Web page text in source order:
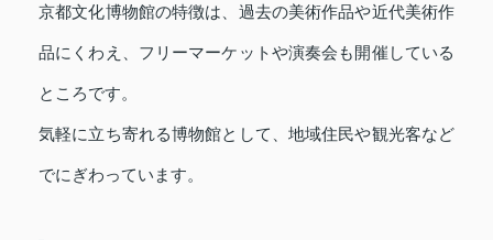
京都文化博物館の特徴は、過去の美術作品や近代美術作
品にくわえ、フリーマーケットや演奏会も開催している
ところです。
気軽に立ち寄れる博物館として、地域住民や観光客など
でにぎわっています。